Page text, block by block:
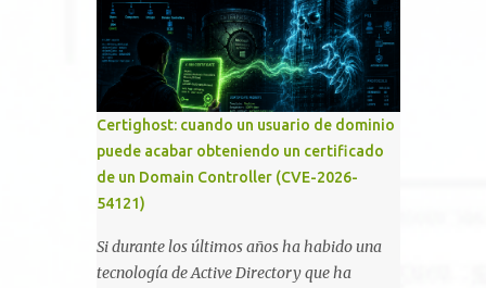
smartphone o la tablet *#*#34971539#*#* :
Visualiza la información detallada d...
Certighost: cuando un usuario de dominio
puede acabar obteniendo un certificado
de un Domain Controller (CVE-2026-
54121)
Si durante los últimos años ha habido una
tecnología de Active Directory que ha